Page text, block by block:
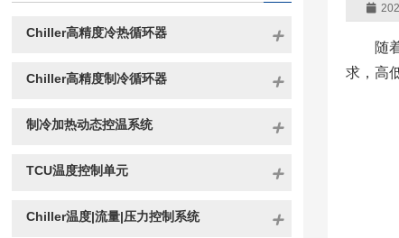
随
求，高
Chiller高精度冷热循环器
Chiller高精度制冷循环器
制冷加热动态控温系统
TCU温度控制单元
Chiller温度|流量|压力控制系统